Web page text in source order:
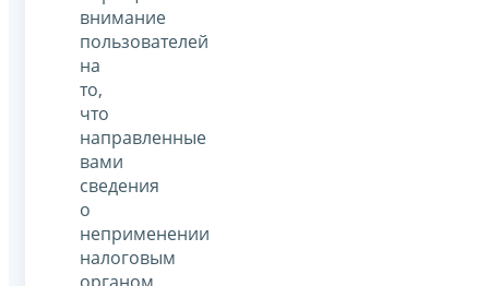
внимание
пользователей
на
то,
что
направленные
вами
сведения
о
неприменении
налоговым